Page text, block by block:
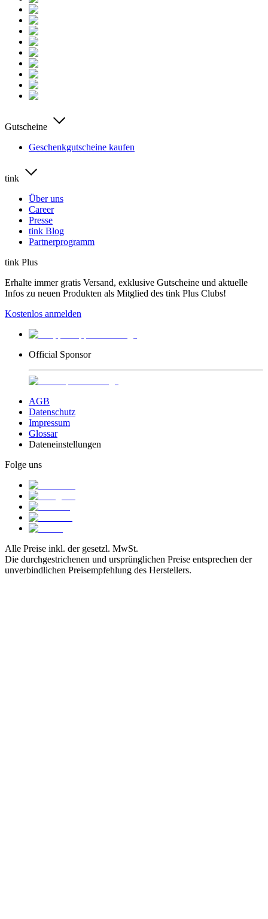
Gutscheine
Geschenkgutscheine kaufen
tink
Über uns
Career
Presse
tink Blog
Partnerprogramm
tink Plus
Erhalte immer gratis Versand, exklusive Gutscheine und aktuelle
Infos zu neuen Produkten als Mitglied des tink Plus Clubs!
Kostenlos anmelden
Official Sponsor
AGB
Datenschutz
Impressum
Glossar
Dateneinstellungen
Folge uns
Alle Preise inkl. der gesetzl. MwSt.
Die durchgestrichenen und ursprünglichen Preise entsprechen der
unverbindlichen Preisempfehlung des Herstellers.